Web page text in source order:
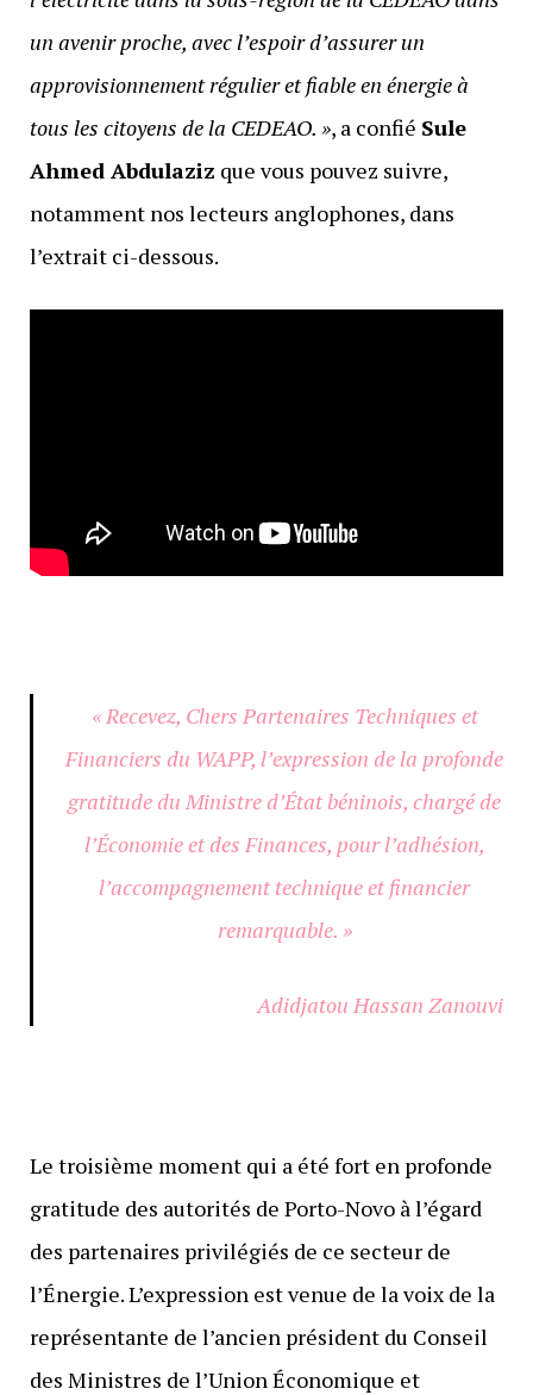
un avenir proche, avec l’espoir d’assurer un
approvisionnement régulier et fiable en énergie à
tous les citoyens de la CEDEAO. », a confié Sule
Ahmed Abdulaziz que vous pouvez suivre,
notamment nos lecteurs anglophones, dans
l’extrait ci-dessous.
« Recevez, Chers Partenaires Techniques et
Financiers du WAPP, l’expression de la profonde
gratitude du Ministre d’État béninois, chargé de
l’Économie et des Finances, pour l’adhésion,
l’accompagnement technique et financier
remarquable. »
Adidjatou Hassan Zanouvi
Le troisième moment qui a été fort en profonde
gratitude des autorités de Porto-Novo à l’égard
des partenaires privilégiés de ce secteur de
l’Énergie. L’expression est venue de la voix de la
représentante de l’ancien président du Conseil
des Ministres de l’Union Économique et